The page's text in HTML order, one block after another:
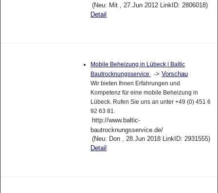
(Neu: Mit , 27.Jun 2012 LinkID: 2806018)
Detail
Mobile Beheizung in Lübeck | Baltic
Bautrocknungsservice
-> Vorschau
Wir bieten Ihnen Erfahrungen und
Kompetenz für eine mobile Beheizung in
Lübeck. Rufen Sie uns an unter +49 (0) 451 6
92 63 81.
http://www.baltic-
bautrocknungsservice.de/
(Neu: Don , 28.Jun 2018 LinkID: 2931555)
Detail